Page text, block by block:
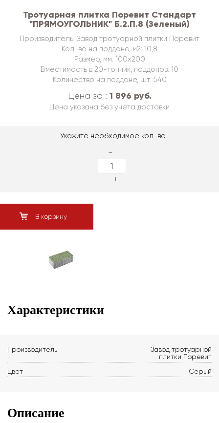
Тротуарная плитка Поревит Стандарт
"ПРЯМОУГОЛЬНИК" Б.2.П.8 (Зеленый)
Производитель: Завод тротуарной плитки Поревит
Кол-во на поддоне, м2: 10,8
Размер, мм: 100х200
Вместимость в 20-тонник, поддонов: 10
Количество на поддоне, шт: 540
Цена за : 1 896 руб.
Цена указана без учёта доставки
Укажите необходимое кол-во
-
+
В корзину
Характеристики
Производитель
Завод тротуарной
плитки Поревит
Цвет
Серый
Описание